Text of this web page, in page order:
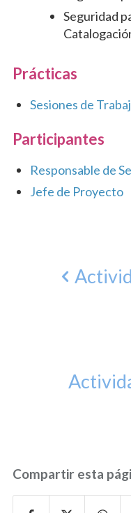
Seguridad
Prácticas
Sesiones de
Participantes
Responsable de
Jefe de Proyecto
Compartir esta